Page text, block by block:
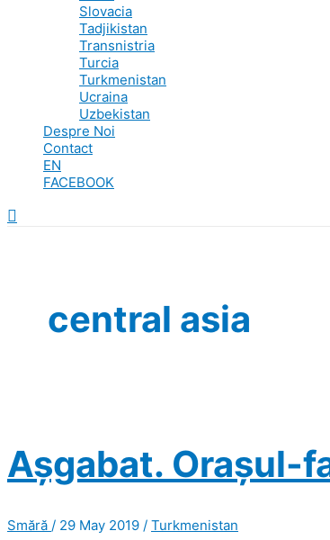
Slovacia
Tadjikistan
Transnistria
Turcia
Turkmenistan
Ucraina
Uzbekistan
Despre Noi
Contact
EN
FACEBOOK
Search
central asia
Așgabat. Orașul-
Smără / 29 May 2019 / Turkmenistan